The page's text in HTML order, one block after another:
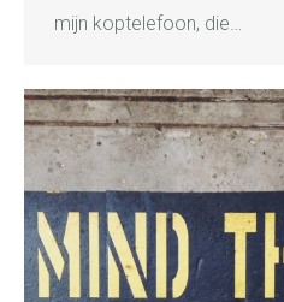
mijn koptelefoon, die…